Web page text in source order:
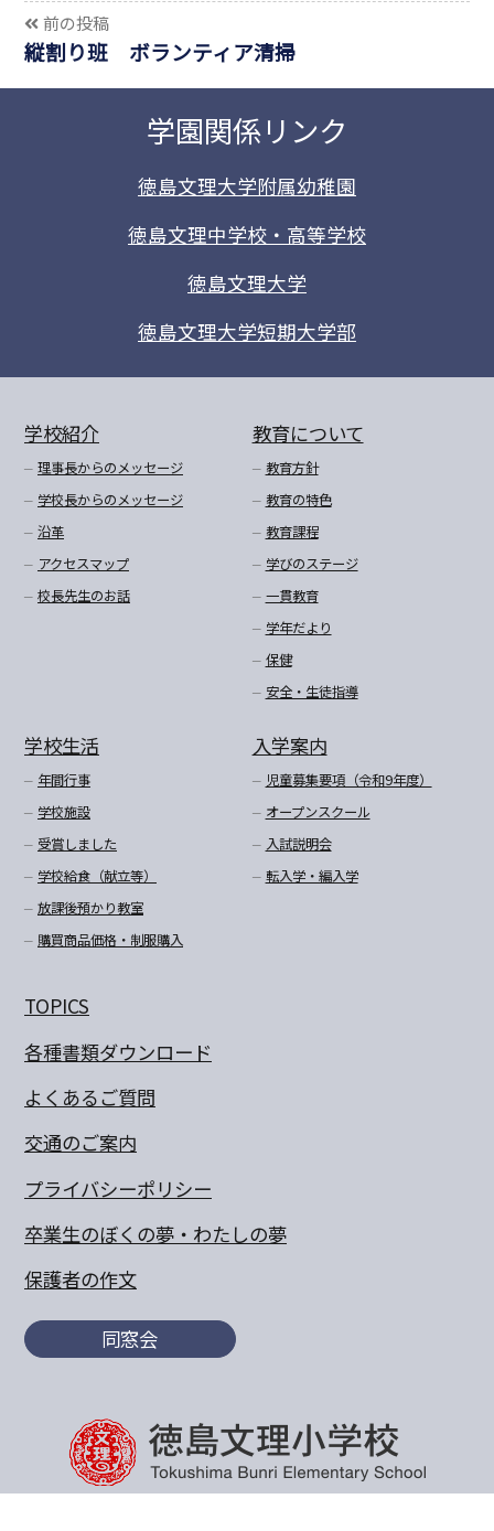
前の投稿
縦割り班 ボランティア清掃
学園関係リンク
徳島文理大学附属幼稚園
徳島文理中学校・高等学校
徳島文理大学
徳島文理大学短期大学部
学校紹介
理事長からのメッセージ
学校長からのメッセージ
沿革
アクセスマップ
校長先生のお話
教育について
教育方針
教育の特色
教育課程
学びのステージ
一貫教育
学年だより
保健
安全・生徒指導
学校生活
年間行事
学校施設
受賞しました
学校給食（献立等）
放課後預かり教室
購買商品価格・制服購入
入学案内
児童募集要項（令和9年度）
オープンスクール
入試説明会
転入学・編入学
TOPICS
各種書類ダウンロード
よくあるご質問
交通のご案内
プライバシーポリシー
卒業生のぼくの夢・わたしの夢
保護者の作文
同窓会